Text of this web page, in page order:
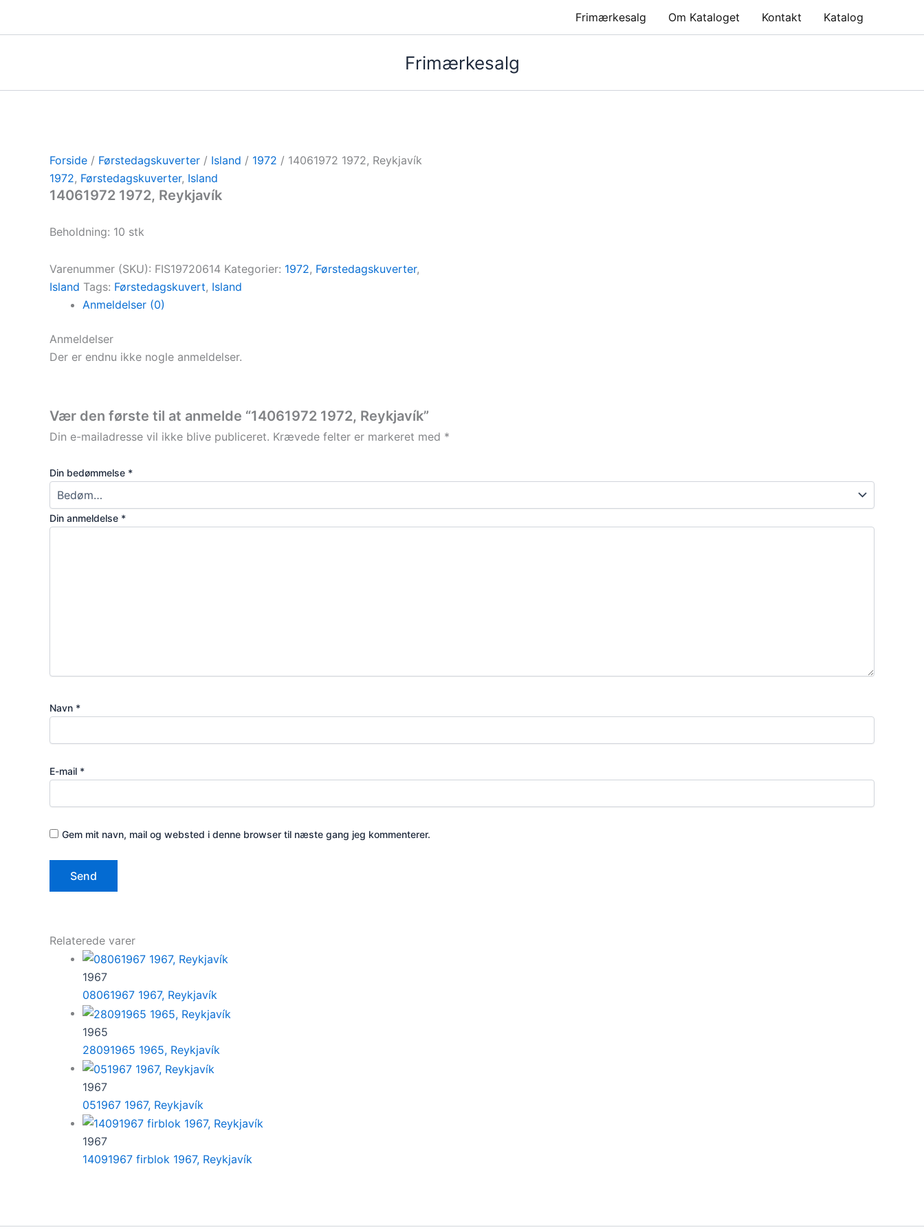
Frimærkesalg Om Kataloget Kontakt Katalog
Frimærkesalg
Forside / Førstedagskuverter / Island / 1972 / 14061972 1972, Reykjavík
1972, Førstedagskuverter, Island
14061972 1972, Reykjavík
Beholdning: 10 stk
Varenummer (SKU): FIS19720614 Kategorier: 1972, Førstedagskuverter,
Island Tags: Førstedagskuvert, Island
Anmeldelser (0)
Anmeldelser
Der er endnu ikke nogle anmeldelser.
Vær den første til at anmelde “14061972 1972, Reykjavík”
Din e-mailadresse vil ikke blive publiceret. Krævede felter er markeret med *
Din bedømmelse *
Din anmeldelse *
Navn *
E-mail *
Gem mit navn, mail og websted i denne browser til næste gang jeg kommenterer.
Relaterede varer
1967
08061967 1967, Reykjavík
1965
28091965 1965, Reykjavík
1967
051967 1967, Reykjavík
1967
14091967 firblok 1967, Reykjavík